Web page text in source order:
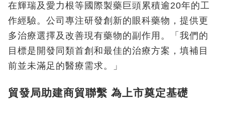
在輝瑞及愛力根等國際製藥巨頭累積逾20年的工
作經驗。公司專注研發創新的眼科藥物，提供更
多治療選擇及改善現有藥物的副作用。「我們的
目標是開發同類首創和最佳的治療方案，填補目
前並未滿足的醫療需求。」
貿發局助建商貿聯繫 為上市奠定基礎